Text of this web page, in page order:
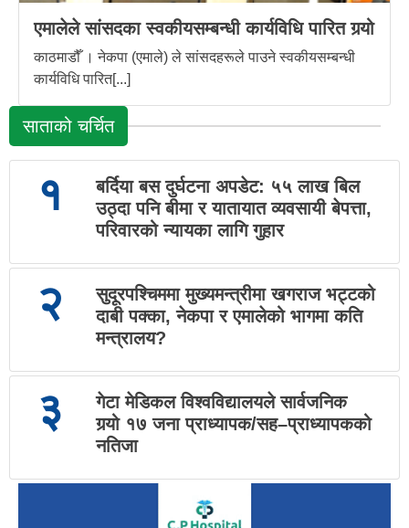
एमालेले सांसदका स्वकीयसम्बन्धी कार्यविधि पारित गर्‍यो
काठमाडौँ । नेकपा (एमाले) ले सांसदहरूले पाउने स्वकीयसम्बन्धी
कार्यविधि पारित[...]
साताको चर्चित
१
बर्दिया बस दुर्घटना अपडेट: ५५ लाख बिल
उठ्दा पनि बीमा र यातायात व्यवसायी बेपत्ता,
परिवारको न्यायका लागि गुहार
२
सुदूरपश्चिममा मुख्यमन्त्रीमा खगराज भट्टको
दाबी पक्का, नेकपा र एमालेको भागमा कति
मन्त्रालय?
३
गेटा मेडिकल विश्वविद्यालयले सार्वजनिक
गर्‍यो १७ जना प्राध्यापक/सह–प्राध्यापकको
नतिजा